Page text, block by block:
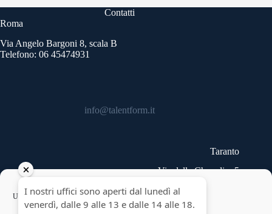
Usiamo cookie per ottimizzare il nostro sito web ed i nostri servizi.
Contatti
Roma
Via Angelo Bargoni 8, scala B
Telefono: 06 45474931
info@talentform.it
Taranto
Via delle Cheradi n.5
Copyright © 2026 - Talentform SpA - Partita IVA
10322191007.